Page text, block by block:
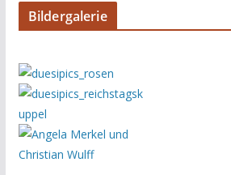
Bildergalerie